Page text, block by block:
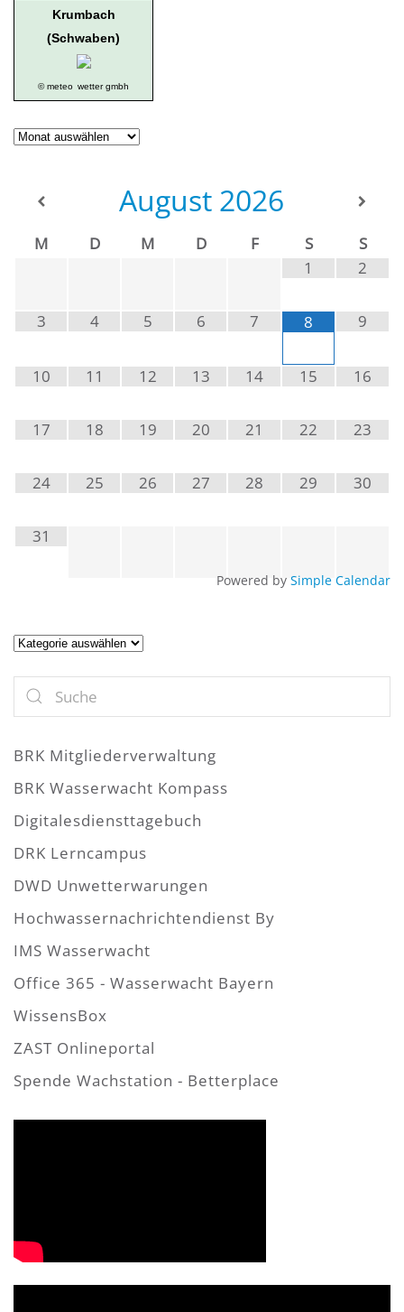
Krumbach
(Schwaben)
© meteo wetter gmbh
Geschichte
August 2026
M D M D F S
S
1
2
3 4 5 6 7 8 9
10 11 12 13 14 15 16
17 18 19 20 21 22 23
24 25 26 27 28 29 30
31
Powered by Simple Calendar
Artikel
BRK Mitgliederverwaltung
BRK Wasserwacht Kompass
Digitalesdiensttagebuch
DRK Lerncampus
DWD Unwetterwarungen
Hochwassernachrichtendienst By
IMS Wasserwacht
Office 365 - Wasserwacht Bayern
WissensBox
ZAST Onlineportal
Spende Wachstation - Betterplace